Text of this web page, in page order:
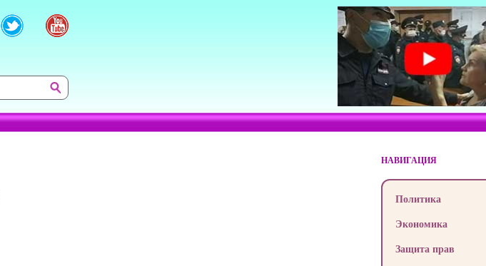
НАВИГАЦИЯ
Политика
Экономика
Защита прав